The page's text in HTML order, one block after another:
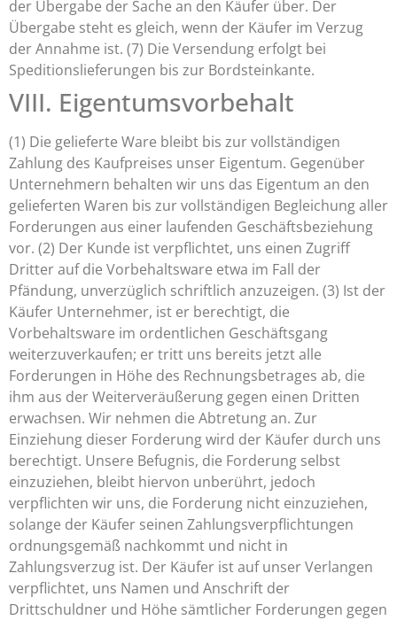
der Übergabe der Sache an den Käufer über. Der
Übergabe steht es gleich, wenn der Käufer im Verzug
der Annahme ist. (7) Die Versendung erfolgt bei
Speditionslieferungen bis zur Bordsteinkante.
VIII. Eigentumsvorbehalt
(1) Die gelieferte Ware bleibt bis zur vollständigen
Zahlung des Kaufpreises unser Eigentum. Gegenüber
Unternehmern behalten wir uns das Eigentum an den
gelieferten Waren bis zur vollständigen Begleichung aller
Forderungen aus einer laufenden Geschäftsbeziehung
vor. (2) Der Kunde ist verpflichtet, uns einen Zugriff
Dritter auf die Vorbehaltsware etwa im Fall der
Pfändung, unverzüglich schriftlich anzuzeigen. (3) Ist der
Käufer Unternehmer, ist er berechtigt, die
Vorbehaltsware im ordentlichen Geschäftsgang
weiterzuverkaufen; er tritt uns bereits jetzt alle
Forderungen in Höhe des Rechnungsbetrages ab, die
ihm aus der Weiterveräußerung gegen einen Dritten
erwachsen. Wir nehmen die Abtretung an. Zur
Einziehung dieser Forderung wird der Käufer durch uns
berechtigt. Unsere Befugnis, die Forderung selbst
einzuziehen, bleibt hiervon unberührt, jedoch
verpflichten wir uns, die Forderung nicht einzuziehen,
solange der Käufer seinen Zahlungsverpflichtungen
ordnungsgemäß nachkommt und nicht in
Zahlungsverzug ist. Der Käufer ist auf unser Verlangen
verpflichtet, uns Namen und Anschrift der
Drittschuldner und Höhe sämtlicher Forderungen gegen